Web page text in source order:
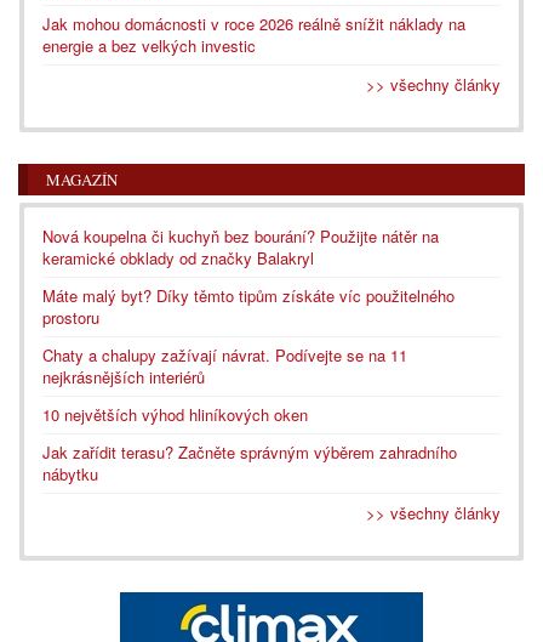
Jak mohou domácnosti v roce 2026 reálně snížit náklady na
energie a bez velkých investic
>> všechny články
MAGAZÍN
Nová koupelna či kuchyň bez bourání? Použijte nátěr na
keramické obklady od značky Balakryl
Máte malý byt? Díky těmto tipům získáte víc použitelného
prostoru
Chaty a chalupy zažívají návrat. Podívejte se na 11
nejkrásnějších interiérů
10 největších výhod hliníkových oken
Jak zařídit terasu? Začněte správným výběrem zahradního
nábytku
>> všechny články